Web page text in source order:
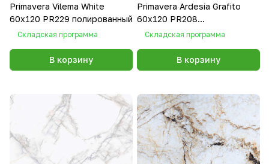
Primavera Vilema White
60x120 PR229 полированный
Складская программа
В корзину
Primavera Ardesia Grafito
60х120 PR208
полированный
Складская программа
В корзину